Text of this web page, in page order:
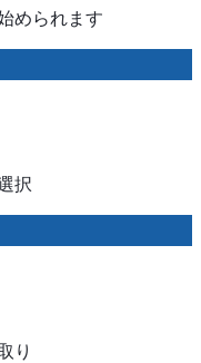
められます
択
り